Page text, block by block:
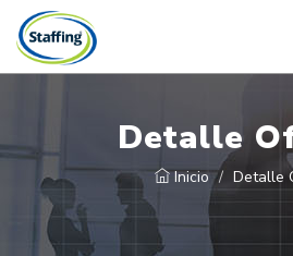
Detalle
Inicio Detalle